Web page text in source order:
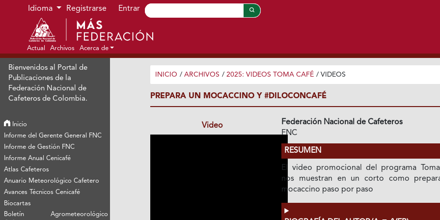
Ir al menú de navegación principal
Ir al contenido principal
Ir al pie de página del sitio
Idioma Registrarse Entrar
Actual Archivos Acerca de
Bienvenidos al Portal de
Publicaciones de la
Federación Nacional de
Cafeteros de Colombia.
Inicio
Informe del Gerente General FNC
Informe de Gestión FNC
Informe Anual Cenicafé
Atlas Cafeteros
Anuario Meteorológico Cafetero
Avances Técnicos Cenicafé
Biocartas
Boletín Agrometeorológico
INICIO / ARCHIVOS / 2025: VIDEOS TOMA CAFÉ / VIDEOS
PREPARA UN MOCACCINO Y #DILOCONCAFÉ
Video
Federación Nacional de Cafeteros
FNC
RESUMEN
El video promocional del programa
nos muestran en un corto como
mocaccino paso por paso